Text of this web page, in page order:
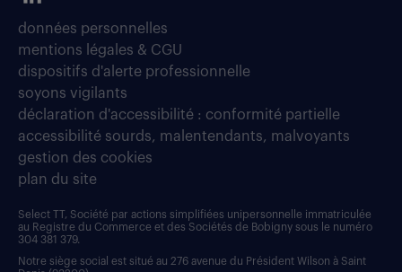
données personnelles
mentions légales & CGU
dispositifs d'alerte professionnelle
soyons vigilants
déclaration d'accessibilité : conformité partielle
accessibilité sourds, malentendants, malvoyants
gestion des cookies
plan du site
Select TT, Société par actions simplifiées unipersonnelle immatriculée
au Registre du Commerce et des Sociétés de Bobigny sous le numéro
304 381 379.
Notre siège social est situé au 276 avenue du Président Wilson à Saint